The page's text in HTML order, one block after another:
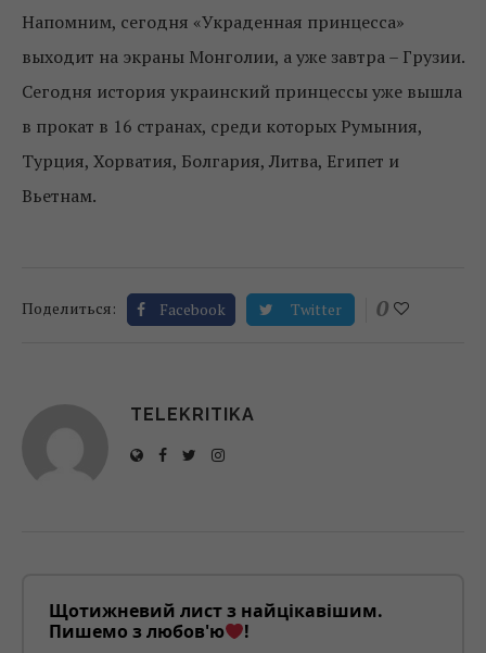
Напомним, сегодня «Украденная принцесса»
выходит на экраны Монголии, а уже завтра – Грузии.
Сегодня история украинский принцессы уже вышла
в прокат в 16 странах, среди которых Румыния,
Турция, Хорватия, Болгария, Литва, Египет и
Вьетнам.
Поделиться: Facebook Twitter 0
TELEKRITIKA
Щотижневий лист з найцікавішим.
Пишемо з любов'ю
!